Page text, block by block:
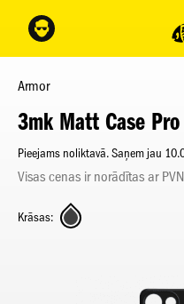
Armor
3mk Matt Case
Pieejams noliktavā. Saņem jau
Visas cenas ir norādītas ar
Krāsas: